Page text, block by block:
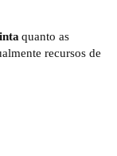
quanto as
recursos de